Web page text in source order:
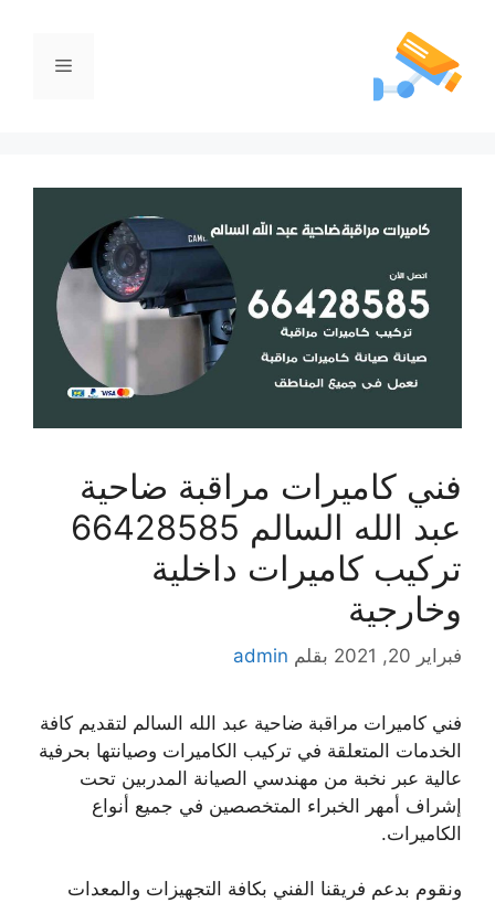
فني كاميرات مراقبة ضاحية
عبد الله السالم 66428585
تركيب كاميرات داخلية
وخارجية
فبراير 20, 2021 بقلم admin
فني كاميرات مراقبة ضاحية عبد الله السالم لتقديم كافة
الخدمات المتعلقة في تركيب الكاميرات وصيانتها بحرفية
عالية عبر نخبة من مهندسي الصيانة المدربين تحت
إشراف أمهر الخبراء المتخصصين في جميع أنواع
الكاميرات.
ونقوم بدعم فريقنا الفني بكافة التجهيزات والمعدات